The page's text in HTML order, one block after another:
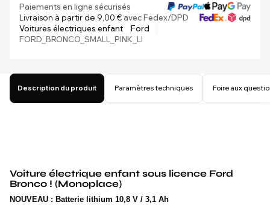
Paiements en ligne sécurisés
Livraison à partir de 9,00 €avec Fedex/DPD
Voitures électriques enfant
Ford
FORD_BRONCO_SMALL_PINK_LI
Description du produit Paramètres techniques Foire aux
Voiture électrique enfant sous licence Ford
Bronco ! (Monoplace)
NOUVEAU : Batterie lithium 10,8 V / 3,1 Ah